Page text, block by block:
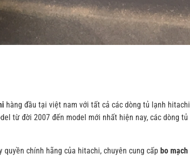
hàng đầu tại việt nam với tất cả các dòng tủ lạnh hitachi
từ đời 2007 đến model mới nhất hiện nay, các dòng tủ
chính hãng của hitachi, chuyên cung cấp bo